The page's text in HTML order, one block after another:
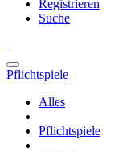
Registrieren
Suche
Pflichtspiele
Alles
Pflichtspiele